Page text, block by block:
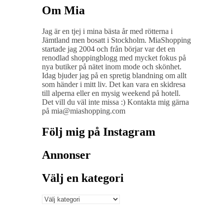
Om Mia
Jag är en tjej i mina bästa år med rötterna i
Jämtland men bosatt i Stockholm. MiaShopping
startade jag 2004 och från börjar var det en
renodlad shoppingblogg med mycket fokus på
nya butiker på nätet inom mode och skönhet.
Idag bjuder jag på en spretig blandning om allt
som händer i mitt liv. Det kan vara en skidresa
till alperna eller en mysig weekend på hotell.
Det vill du väl inte missa :) Kontakta mig gärna
på mia@miashopping.com
Följ mig på Instagram
Annonser
Välj en kategori
Välj